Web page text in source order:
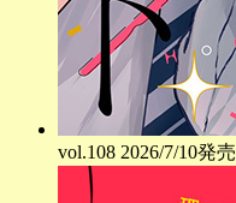
vol.108 2026/7/10発売